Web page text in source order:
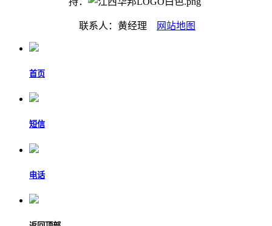
联系人：黄经理 网站地图
首页
短信
电话